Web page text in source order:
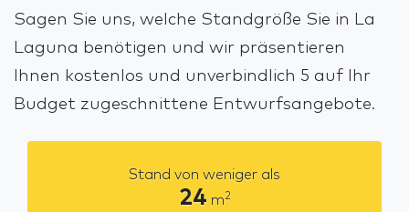
Sagen Sie uns, welche Standgröße Sie in La
Laguna benötigen und wir präsentieren
Ihnen kostenlos und unverbindlich 5 auf Ihr
Budget zugeschnittene Entwurfsangebote.
Stand von weniger als
24 m2